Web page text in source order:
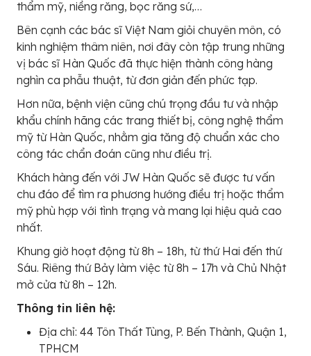
thẩm mỹ, niềng răng, bọc răng sứ,…
Bên cạnh các bác sĩ Việt Nam giỏi chuyên môn, có
kinh nghiệm thâm niên, nơi đây còn tập trung những
vị bác sĩ Hàn Quốc đã thực hiện thành công hàng
nghìn ca phẫu thuật, từ đơn giản đến phức tạp.
Hơn nữa, bệnh viện cũng chú trọng đầu tư và nhập
khẩu chính hãng các trang thiết bị, công nghệ thẩm
mỹ từ Hàn Quốc, nhằm gia tăng độ chuẩn xác cho
công tác chẩn đoán cũng như điều trị.
Khách hàng đến với JW Hàn Quốc sẽ được tư vấn
chu đáo để tìm ra phương hướng điều trị hoặc thẩm
mỹ phù hợp với tình trạng và mang lại hiệu quả cao
nhất.
Khung giờ hoạt động từ 8h – 18h, từ thứ Hai đến thứ
Sáu. Riêng thứ Bảy làm việc từ 8h – 17h và Chủ Nhật
mở cửa từ 8h – 12h.
Thông tin liên hệ:
Địa chỉ: 44 Tôn Thất Tùng, P. Bến Thành, Quận 1,
TPHCM